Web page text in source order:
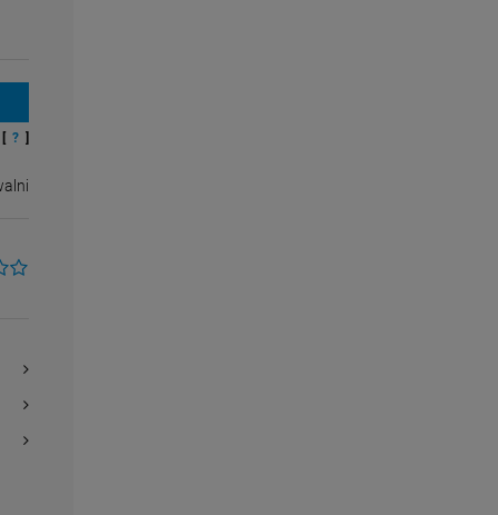
? ]